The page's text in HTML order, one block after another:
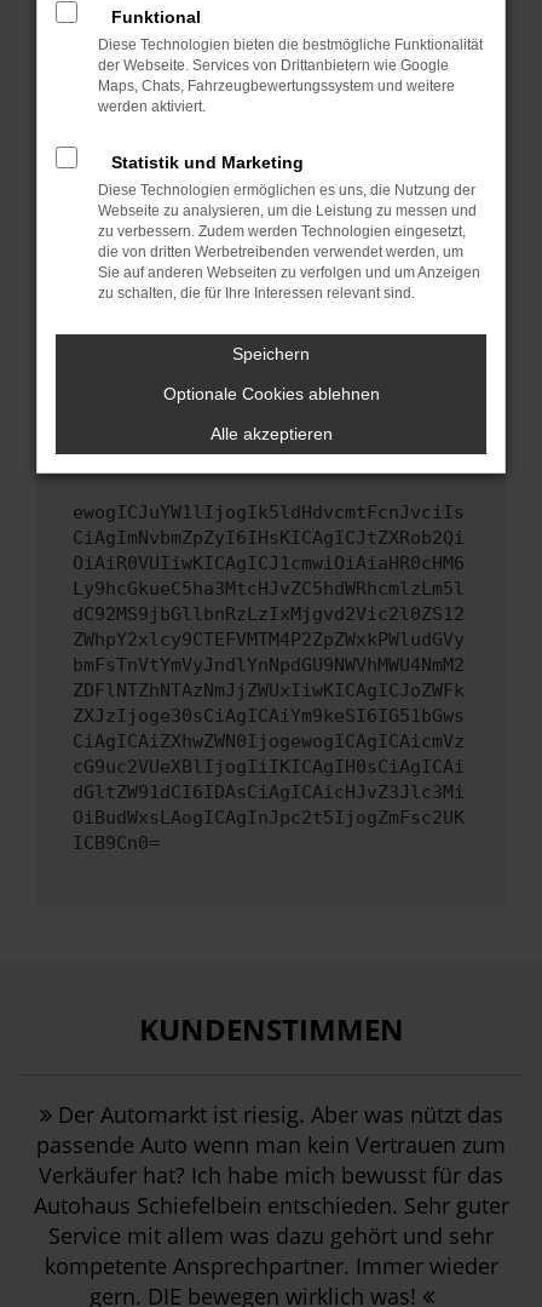
Starte dein Gerät neu.
Das kann manchmal helfen, vorübergehende
Probleme zu beheben.
Betriebssystem auf dem neuesten Stand
sind.
Veraltete Software birgt nicht nur ein
Sicherheitsrisiko, sondern kann auch dazu
führen, dass bestimmte Funktionen nicht mehr
unterstützt werden.
Wenn du alle oben genannten Schritte versucht
versuchen, das Problem zu beheben. Du kannst
uns diesen Text schicken, um uns bei der
Fehlersuche zu unterstützen:
ewogICJuYW1lIjogIk5ldHdvcmtFcnJvciIs
CiAgImNvbmZpZyI6IHsKICAgICJtZXRob2Qi
OiAiR0VUIiwKICAgICJ1cmwiOiAiaHR0cHM6
Ly9hcGkueC5ha3MtcHJvZC5hdWRhcmlzLm5l
dC92MS9jbGllbnRzLzIxMjgvd2Vic2l0ZS12
ZWhpY2xlcy9CTEFVMTM4P2ZpZWxkPWludGVy
bmFsTnVtYmVyJndlYnNpdGU9NWVhMWU4NmM2
ZDFlNTZhNTAzNmJjZWUxIiwKICAgICJoZWFk
ZXJzIjoge30sCiAgICAiYm9keSI6IG51bGws
CiAgICAiZXhwZWN0IjogewogICAgICAicmVz
cG9uc2VUeXBlIjogIiIKICAgIH0sCiAgICAi
dGltZW91dCI6IDAsCiAgICAicHJvZ3Jlc3Mi
OiBudWxsLAogICAgInJpc2t5IjogZmFsc2UK
ICB9Cn0=
KUNDENSTIMMEN
Der Automarkt ist riesig. Aber was nützt das
passende Auto wenn man kein Vertrauen zum
Verkäufer hat? Ich habe mich bewusst für das
Autohaus Schiefelbein entschieden. Sehr guter
Service mit allem was dazu gehört und sehr
kompetente Ansprechpartner. Immer wieder
gern. DIE bewegen wirklich was!
Funktional
Diese Technologien bieten die bestmögliche Funktionalität
der Webseite. Services von Drittanbietern wie Google
Maps, Chats, Fahrzeugbewertungssystem und weitere
werden aktiviert.
Statistik und Marketing
Diese Technologien ermöglichen es uns, die Nutzung der
Webseite zu analysieren, um die Leistung zu messen und
zu verbessern. Zudem werden Technologien eingesetzt,
die von dritten Werbetreibenden verwendet werden, um
Sie auf anderen Webseiten zu verfolgen und um Anzeigen
zu schalten, die für Ihre Interessen relevant sind.
Speichern
Optionale Cookies ablehnen
Alle akzeptieren